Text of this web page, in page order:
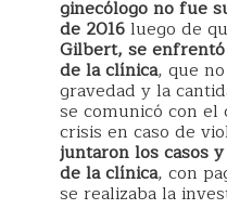
ginecólogo no fue
de 2016luego de
Gilbert, se
de la clínica, que
gravedad y la
se comunicó con
crisis en caso de
juntaron los casos
de la clínica, con
se realizaba la